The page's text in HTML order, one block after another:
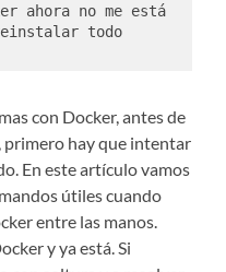
ahora no me está
todo
con Docker, antes de
hay que intentar
En este artículo vamos
útiles cuando
entre las manos.
y ya está. Si